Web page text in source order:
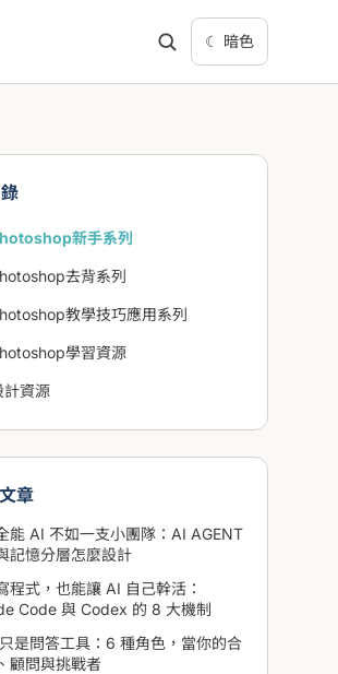
☾ 暗色
新手系列
去背系列
教學技巧應用系列
學習資源
計資源
章
能 AI 不如一支小團隊：AI AGENT
記憶分層怎麼設計
程式，也能讓 AI 自己幹活：
Code 與 Codex 的 8 大機制
是問答工具：6 種角色，當你的合
顧問與挑戰者